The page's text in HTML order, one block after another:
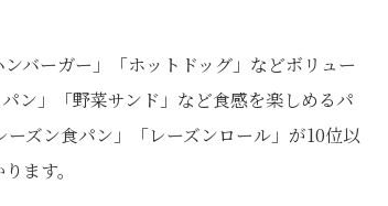
バーガー」「ホットドッグ」などボリュー
ン」「野菜サンド」など食感を楽しめるパ
ズン食パン」「レーズンロール」が10位以
ます。